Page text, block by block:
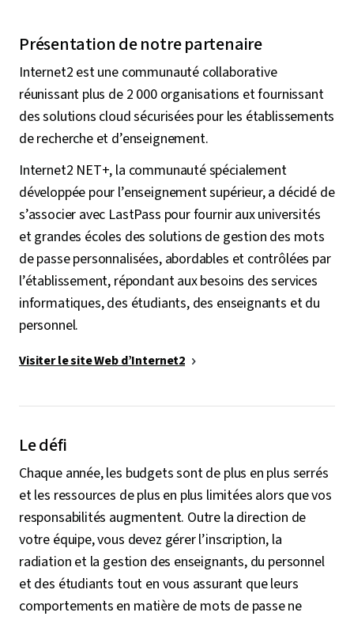
Présentation de notre partenaire
Internet2 est une communauté collaborative
réunissant plus de 2 000 organisations et fournissant
des solutions cloud sécurisées pour les établissements
de recherche et d’enseignement.
Internet2 NET+, la communauté spécialement
développée pour l’enseignement supérieur, a décidé de
s’associer avec LastPass pour fournir aux universités
et grandes écoles des solutions de gestion des mots
de passe personnalisées, abordables et contrôlées par
l’établissement, répondant aux besoins des services
informatiques, des étudiants, des enseignants et du
personnel.
Visiter le site Web d’Internet2
Le défi
Chaque année, les budgets sont de plus en plus serrés
et les ressources de plus en plus limitées alors que vos
responsabilités augmentent. Outre la direction de
votre équipe, vous devez gérer l’inscription, la
radiation et la gestion des enseignants, du personnel
et des étudiants tout en vous assurant que leurs
comportements en matière de mots de passe ne